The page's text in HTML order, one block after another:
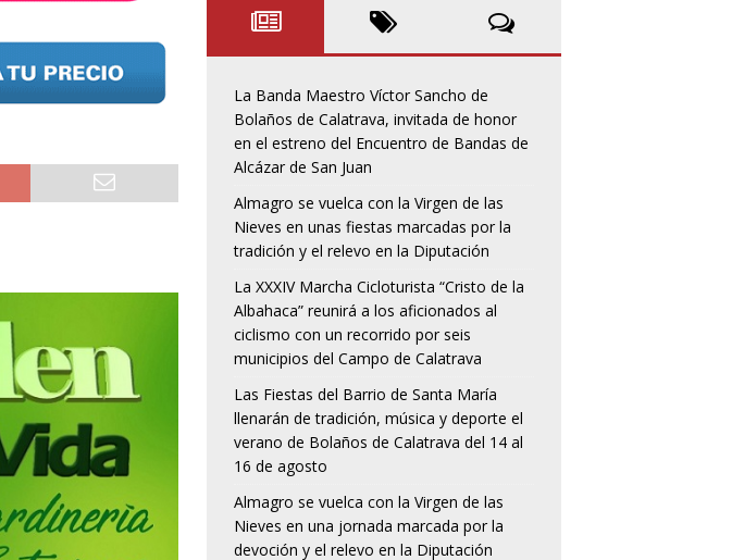
La Banda Maestro Víctor Sancho de
Bolaños de Calatrava, invitada de honor
en el estreno del Encuentro de Bandas de
Alcázar de San Juan
Almagro se vuelca con la Virgen de las
Nieves en unas fiestas marcadas por la
tradición y el relevo en la Diputación
La XXXIV Marcha Cicloturista “Cristo de la
Albahaca” reunirá a los aficionados al
ciclismo con un recorrido por seis
municipios del Campo de Calatrava
Las Fiestas del Barrio de Santa María
llenarán de tradición, música y deporte el
verano de Bolaños de Calatrava del 14 al
16 de agosto
Almagro se vuelca con la Virgen de las
Nieves en una jornada marcada por la
devoción y el relevo en la Diputación